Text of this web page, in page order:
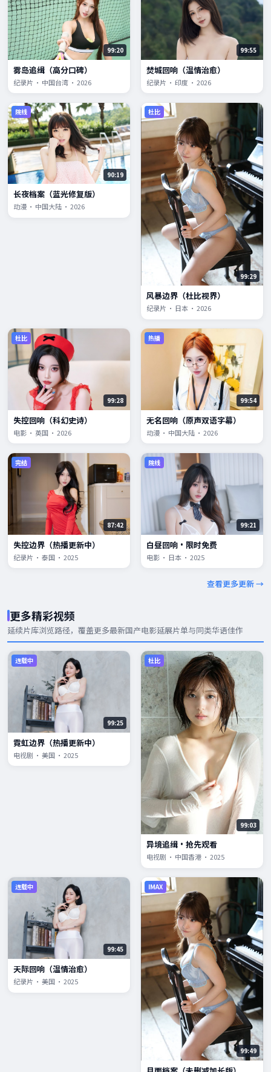
99:20
雾岛追缉（高分口碑）
纪录片 · 中国台湾 · 2026
99:55
焚城回响（温情治愈）
纪录片 · 印度 · 2026
院线
90:19
长夜档案（蓝光修复版）
动漫 · 中国大陆 · 2026
杜比
99:29
风暴边界（杜比视界）
纪录片 · 日本 · 2026
杜比
99:28
失控回响（科幻史诗）
电影 · 英国 · 2026
热播
99:54
无名回响（原声双语字幕）
动漫 · 中国大陆 · 2026
完结
87:42
失控边界（热播更新中）
纪录片 · 泰国 · 2025
院线
99:21
白昼回响·限时免费
电影 · 日本 · 2025
查看更多更新 →
更多精彩视频
延续片库浏览路径，覆盖更多最新国产电影延展片单与同类华语佳作
连载中
99:25
霓虹边界（热播更新中）
电视剧 · 美国 · 2025
杜比
99:03
异境追缉·抢先观看
电视剧 · 中国香港 · 2025
连载中
99:45
天际回响（温情治愈）
纪录片 · 美国 · 2025
IMAX
99:49